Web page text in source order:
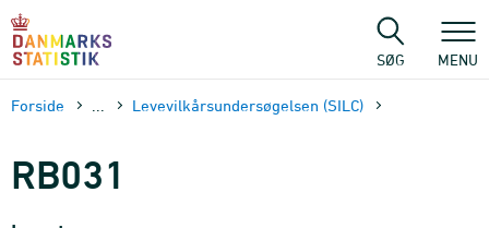
sidens
SØG MENU
Forside Levevilkårsundersøgelsen (SILC)
RB031